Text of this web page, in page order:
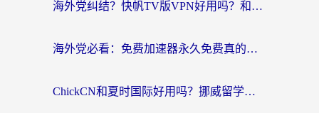
海外党纠结？快帆TV版VPN好用吗？和扇贝手游VPN对比哪个回国效果更好？
海外党必看：免费加速器永久免费真的存在吗？教你选对回国加速器无缝刷国内资源
ChickCN和夏时国际好用吗？挪威留学生亲测3款回国加速器，附穿梭和加速喵对比指南